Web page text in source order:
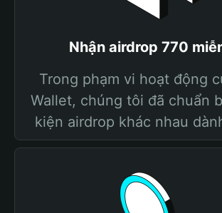
Nhận airdrop 770
Trong phạm vi hoạt động
Wallet, chúng tôi đã chuẩn
kiện airdrop khác nhau